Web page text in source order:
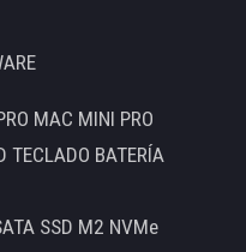
MAC MINI PRO
TECLADO BATERÍA
SSD M2 NVMe